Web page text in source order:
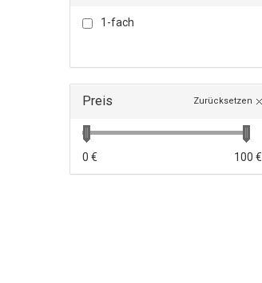
1-fach
Preis Zurücksetzen
0 € 100 €